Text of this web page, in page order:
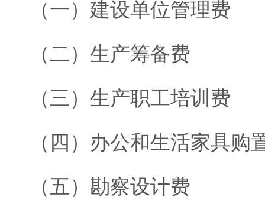
（一）建设单位管理费
（二）生产筹备费
（三）生产职工培训费
（四）办公和生活家具购
（五）勘察设计费